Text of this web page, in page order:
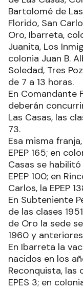
Bartolomé de
Florido, San
Oro, Ibarreta,
Juanita, Los
colonia Juan B.
Soledad, Tres
de 7 a 13 horas.
En Comandante
deberán
Las Casas, las
73.
Esa misma
EPEP 165; en
Casas se habilitó
EPEP 100; en
Carlos, la EPEP
En Subteniente
de las clases
de Oro la sede
1960 y
En Ibarreta la
nacidos en los
Reconquista, las
EPES 3; en